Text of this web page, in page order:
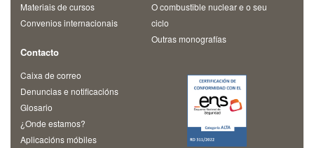
Materiais de cursos
Convenios internacionais
O combustible nuclear e o seu
ciclo
Outras monografías
Contacto
Caixa de correo
Denuncias e notificacións
Glosario
¿Onde estamos?
Aplicacións móbiles